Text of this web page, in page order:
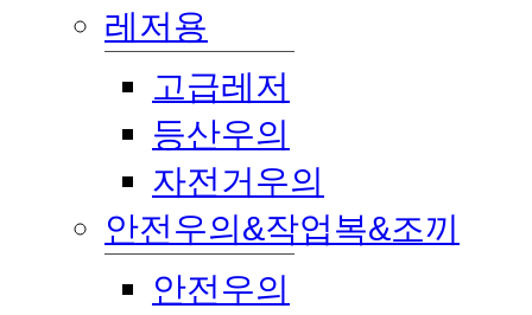
레저용
고급레저
등산우의
자전거우의
안전우의&작업복&조끼
안전우의